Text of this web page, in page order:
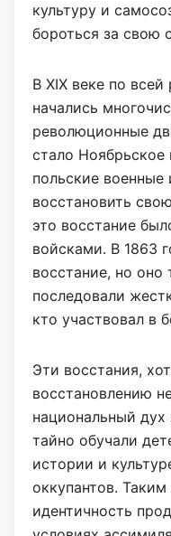
культуру и
бороться за свою
В XIX веке по
начались
революционные
стало Ноябрьское
польские военные
восстановить
это восстание
войсками. В 1863
восстание, но
последовали
кто участвовал в
Эти восстания,
восстановлению
национальный
тайно обучали
истории и
оккупантов.
идентичность